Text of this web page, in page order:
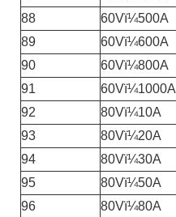
88
60Vï¼500A
89
60Vï¼600A
90
60Vï¼800A
91
60Vï¼1000A
92
80Vï¼10A
93
80Vï¼20A
94
80Vï¼30A
95
80Vï¼50A
96
80Vï¼80A